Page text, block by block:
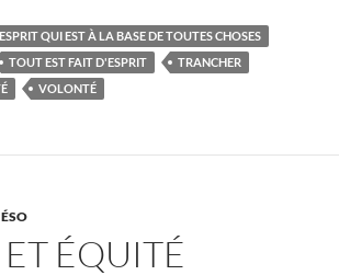
QUI EST À LA BASE DE TOUTES CHOSES
TOUT EST FAIT D'ESPRIT
TRANCHER
VOLONTÉ
ÉQUITÉ